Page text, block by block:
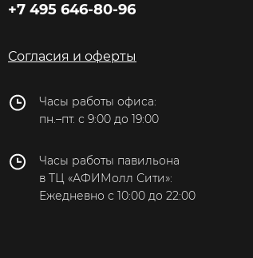
Нижневартовск
Новокузнецк
Новосибирск
Омск
+7 495 646-80-96
Согласия и оферты
Часы работы офиса:
пн.–пт. с 9:00 до 19:00
Часы работы павильона
в ТЦ «АФИМолл Сити»:
Ежедневно с 10:00 до 22:00